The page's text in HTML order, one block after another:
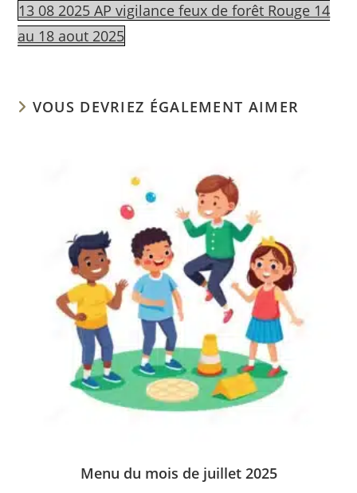
13 08 2025 AP vigilance feux de forêt Rouge 14
au 18 aout 2025
VOUS DEVRIEZ ÉGALEMENT AIMER
Menu du mois de juillet 2025